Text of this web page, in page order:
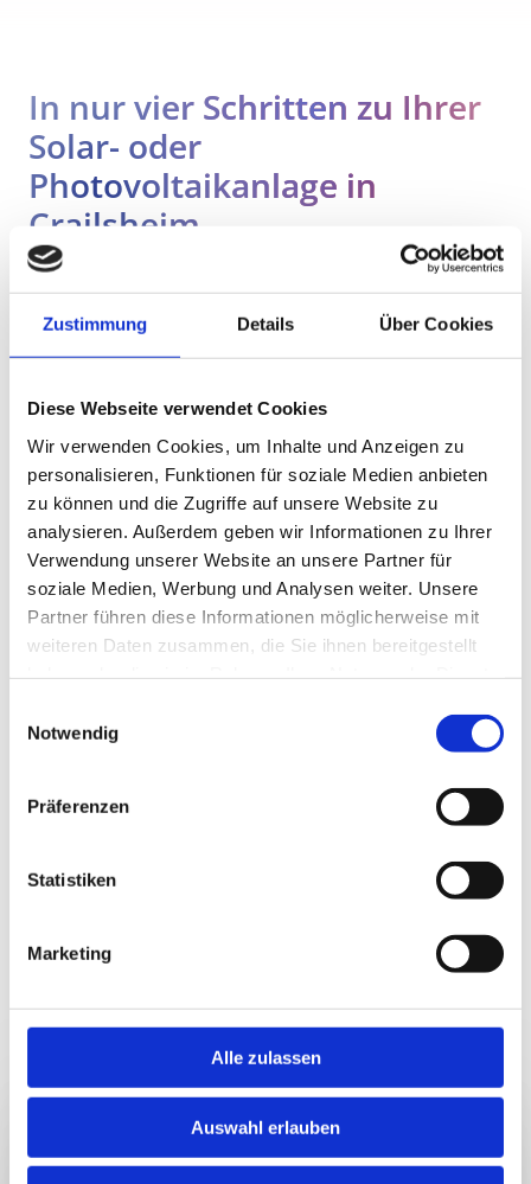
Zustimmung Details Über Cookies
Diese Webseite verwendet Cookies
Wir verwenden Cookies, um Inhalte und Anzeigen zu
personalisieren, Funktionen für soziale Medien anbieten
zu können und die Zugriffe auf unsere Website zu
analysieren. Außerdem geben wir Informationen zu Ihrer
Verwendung unserer Website an unsere Partner für
soziale Medien, Werbung und Analysen weiter. Unsere
Partner führen diese Informationen möglicherweise mit
weiteren Daten zusammen, die Sie ihnen bereitgestellt
Notwendig
Präferenzen
Statistiken
Marketing
Alle zulassen
Auswahl erlauben
In nur vier Schritten zu Ihrer
Solar- oder
Photovoltaikanlage in
Crailsheim
1 Unverbindliche Anfrage stellen
Fragen Sie direkt über diese Website Ihr
Ihre Solar- oder Photovoltaikanlage an.
2 Vor-Ort-Beratung
Wir prüfen Ihre Räumlichkeiten in Crailsheim
& Umgebung und ermitteln, welches System
am besten für Ihr Gebäude passt.
Angebotserstellung
unverbindliches Angebot – inklusive fairer
Preise und aktueller Fördermöglichkeiten für
darauf verlassen, dass der Angebotspreis
später auch der Betrag auf Ihrer Rechnung
Unsere Monteure führen die Arbeiten sauber,
zuverlässig und termingerecht aus und sind
natürlich auch später für den Kundendienst
gerne für Sie da.